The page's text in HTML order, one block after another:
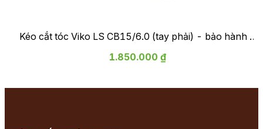
Kéo cắt tóc Viko LS CB15/6.0 (tay phải) - bảo hành 2
năm
1.850.000 ₫